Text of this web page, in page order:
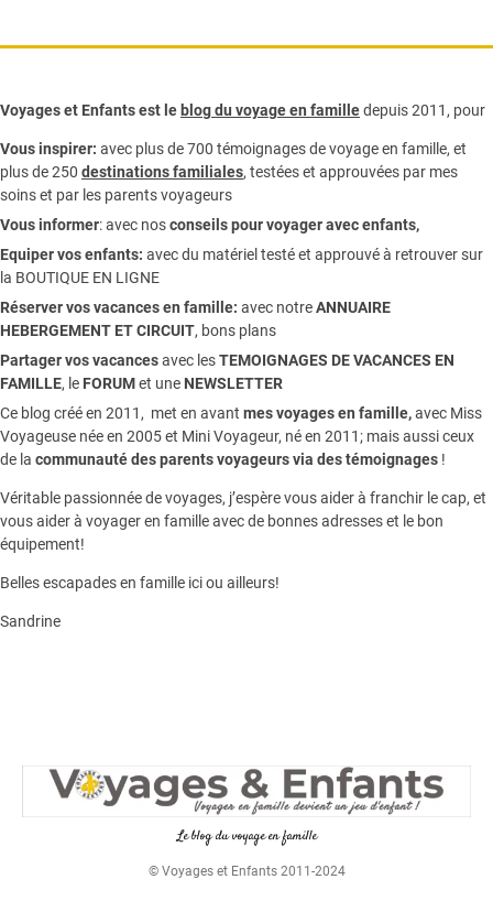
Voyages et Enfants est le blog du voyage en familledepuis 2011, pour
Vous inspirer: avec plus de 700 témoignages devoyage en famille, et
plus de 250 destinations familiales, testées et approuvées par mes
soins et par les parents voyageurs
Vous informer:avec nosconseils pour voyager avec enfants,
Equiper vos enfants: avec du matériel testé et approuvé à retrouver sur
la BOUTIQUE EN LIGNE
Réserver vos vacances en famille: avec notreANNUAIRE
HEBERGEMENT ET CIRCUIT, bons plans
Partager vos vacancesavec lesTEMOIGNAGES DE VACANCES EN
FAMILLE, le FORUMet une NEWSLETTER
Ce blog créé en 2011, met en avant mes voyages en famille,avec Miss
Voyageuse née en 2005 et Mini Voyageur, né en 2011; mais aussi ceux
de la communauté des parents voyageurs via des témoignages !
Véritable passionnée de voyages, j’espère vous aider à franchir le cap, et
vous aider à voyager en famille avec de bonnes adresses et le bon
équipement!
Belles escapades en famille ici ou ailleurs!
Sandrine
Le blog du voyage en famille
© Voyages et Enfants 2011-2024